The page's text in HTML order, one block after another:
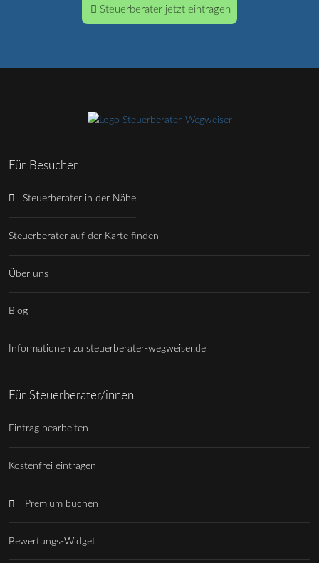
Steuerberater jetzt eintragen
Für Besucher
Steuerberater in der Nähe
Steuerberater auf der Karte finden
Über uns
Blog
Informationen zu steuerberater-wegweiser.de
Für Steuerberater/innen
Eintrag bearbeiten
Kostenfrei eintragen
Premium buchen
Bewertungs-Widget